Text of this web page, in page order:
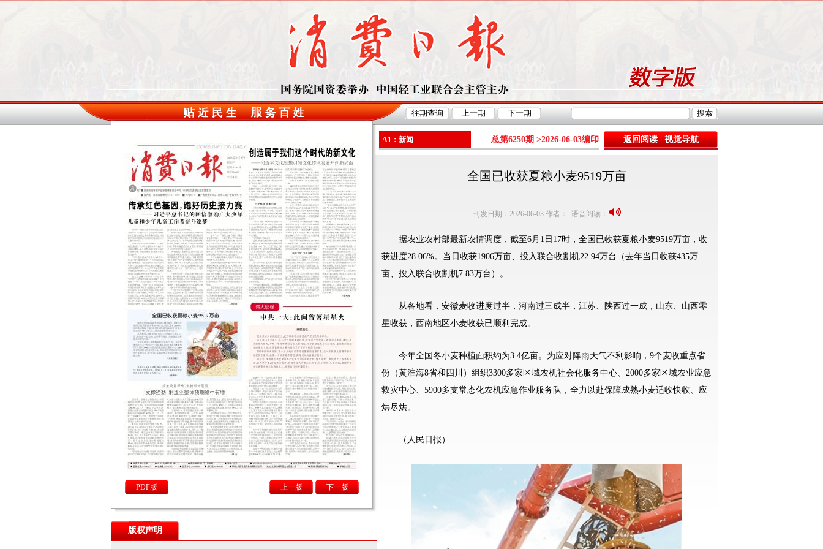
PDF版 下一版
上一版
版权声明
A1：新闻 总第6250期 >2026-06-03编印 返回阅读|视觉导航
全国已收获夏粮小麦9519万亩
刊发日期：2026-06-03 作者： 语音阅读：
据农业农村部最新农情调度，截至6月1日17时，全国已收获夏粮小麦9519万亩，收
获进度28.06%。当日收获1906万亩、投入联合收割机22.94万台（去年当日收获435万
亩、投入联合收割机7.83万台）。
从各地看，安徽麦收进度过半，河南过三成半，江苏、陕西过一成，山东、山西零
星收获，西南地区小麦收获已顺利完成。
今年全国冬小麦种植面积约为3.4亿亩。为应对降雨天气不利影响，9个麦收重点省
份（黄淮海8省和四川）组织3300多家区域农机社会化服务中心、2000多家区域农业应急
救灾中心、5900多支常态化农机应急作业服务队，全力以赴保障成熟小麦适收快收、应
烘尽烘。
（人民日报）